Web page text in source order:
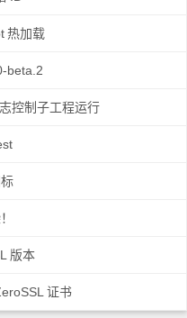
热加载
beta.2
控制子工程运行
版本
证书